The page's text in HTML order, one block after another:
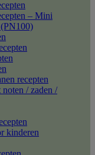
– Mini
recepten
/ zaden /
kinderen